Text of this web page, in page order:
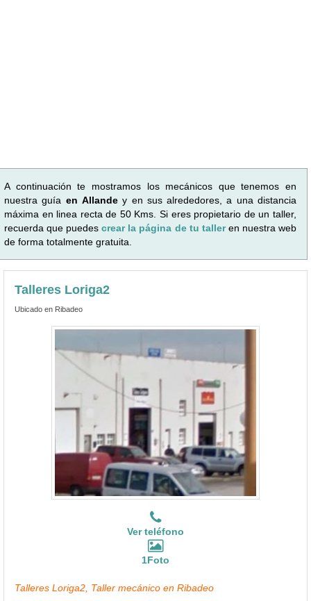
A continuación te mostramos los mecánicos que tenemos en
nuestra guía en Allandey en sus alrededores, a una distancia
máxima en linea recta de 50 Kms. Si eres propietario de un taller,
recuerda que puedescrear la página de tu talleren nuestra web
de forma totalmente gratuita.
Talleres Loriga2
Ubicado en Ribadeo
Ver teléfono
1Foto
Talleres Loriga2, Taller mecánico en Ribadeo